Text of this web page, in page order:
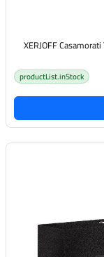
XERJOFF
productList.inStock